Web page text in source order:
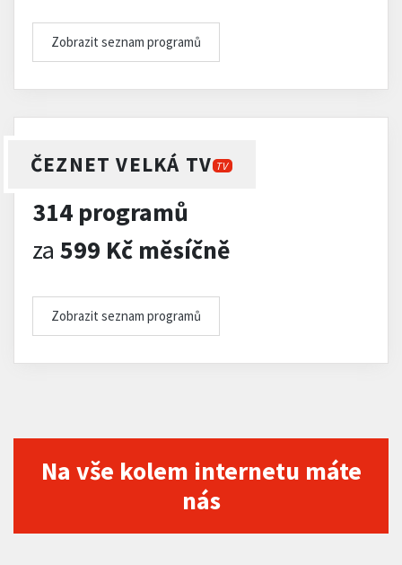
Zobrazit seznam programů
ČEZNET VELKÁ TV TV
314 programů
za 599 Kč měsíčně
Zobrazit seznam programů
Na vše kolem internetu máte
nás